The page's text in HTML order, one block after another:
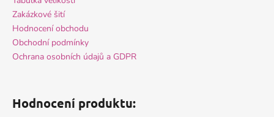
Zakázkové šití
Hodnocení obchodu
Obchodní podmínky
Ochrana osobních údajů a GDPR
Hodnocení produktu: